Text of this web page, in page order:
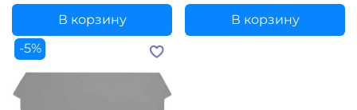
В корзину
В корзину
-5%